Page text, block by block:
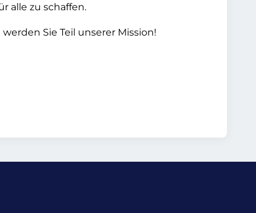
alle zu schaffen.
Sie Teil unserer Mission!